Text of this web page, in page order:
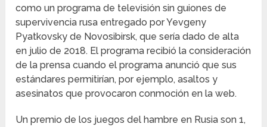
como un programa de televisión sin guiones de
supervivencia rusa entregado por Yevgeny
Pyatkovsky de Novosibirsk, que sería dado de alta
en julio de 2018. El programa recibió la consideración
de la prensa cuando el programa anunció que sus
estándares permitirían, por ejemplo, asaltos y
asesinatos que provocaron conmoción en la web.
Un premio de los juegos del hambre en Rusia son 1,